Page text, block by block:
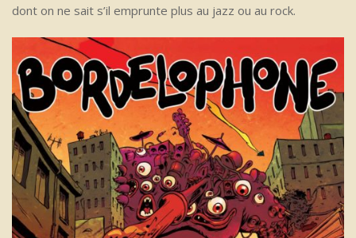
dont on ne sait s’il emprunte plus au jazz ou au rock.